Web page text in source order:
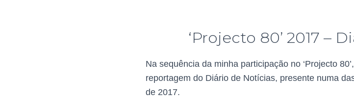
‘Projecto 80’ 2017 –
Na sequência da minha participação no ‘Projecto
reportagem do Diário de Notícias, presente numa
de 2017.